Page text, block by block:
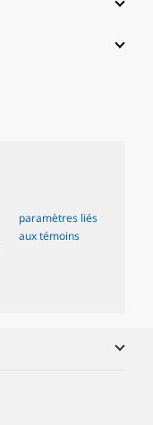
paramètres liés
aux témoins